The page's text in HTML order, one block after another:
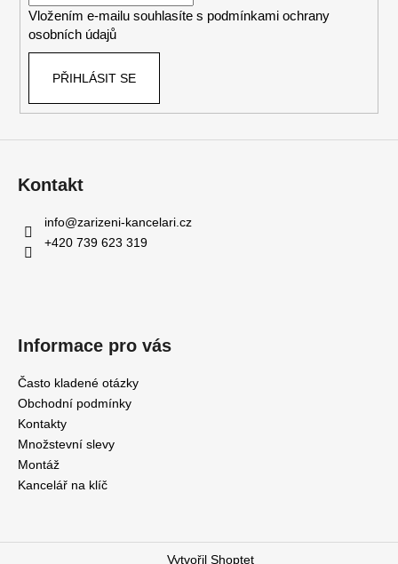
y
s
Vložením e-mailu souhlasíte s podmínkami ochrany
osobních údajů
PŘIHLÁSIT SE
Kontakt
info@zarizeni-kancelari.cz
+420 739 623 319
Informace pro vás
Často kladené otázky
Obchodní podmínky
Kontakty
Množstevní slevy
Montáž
Kancelář na klíč
Vytvořil Shoptet